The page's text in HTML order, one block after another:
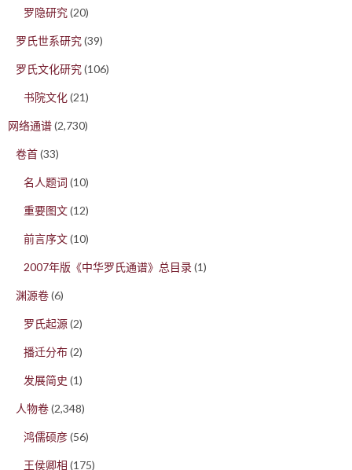
罗隐研究(20)
罗氏世系研究(39)
罗氏文化研究(106)
书院文化(21)
网络通谱(2,730)
卷首(33)
名人题词 (10)
重要图文(12)
前言序文(10)
2007年版《中华罗氏通谱》总目录(1)
渊源卷(6)
罗氏起源(2)
播迁分布(2)
发展简史 (1)
人物卷(2,348)
鸿儒硕彦(56)
王侯卿相 (175)